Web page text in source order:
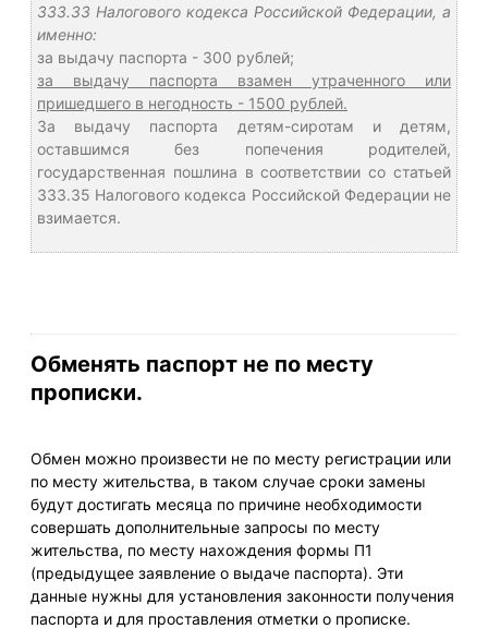
333.33 Налогового кодекса Российской Федерации, а
именно:
за выдачу паспорта - 300 рублей;
за выдачу паспорта взамен утраченного или
пришедшего в негодность - 1500 рублей.
За выдачу паспорта детям-сиротам и детям,
оставшимся без попечения родителей,
государственная пошлина в соответствии со статьей
333.35 Налогового кодекса Российской Федерации не
взимается.
Обменять паспорт не по месту
прописки.
Обмен можно произвести не по месту регистрации или
по месту жительства, в таком случае сроки замены
будут достигать месяца по причине необходимости
совершать дополнительные запросы по месту
жительства, по месту нахождения формы П1
(предыдущее заявление о выдаче паспорта). Эти
данные нужны для установления законности получения
паспорта и для проставления отметки о прописке.